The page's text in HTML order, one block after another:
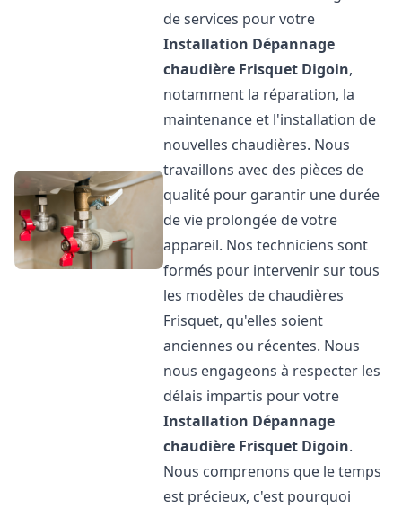
de services pour votre
Installation Dépannage
chaudière Frisquet Digoin,
notamment la réparation, la
maintenance et l'installation de
nouvelles chaudières. Nous
travaillons avec des pièces de
qualité pour garantir une durée
de vie prolongée de votre
appareil. Nos techniciens sont
formés pour intervenir sur tous
les modèles de chaudières
Frisquet, qu'elles soient
anciennes ou récentes. Nous
nous engageons à respecter les
délais impartis pour votre
Installation Dépannage
chaudière Frisquet Digoin.
Nous comprenons que le temps
est précieux, c'est pourquoi